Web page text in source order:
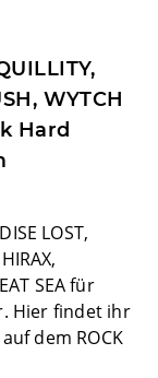
WYTCH
Hard
LOST,
SEA für
Hier findet ihr
dem ROCK